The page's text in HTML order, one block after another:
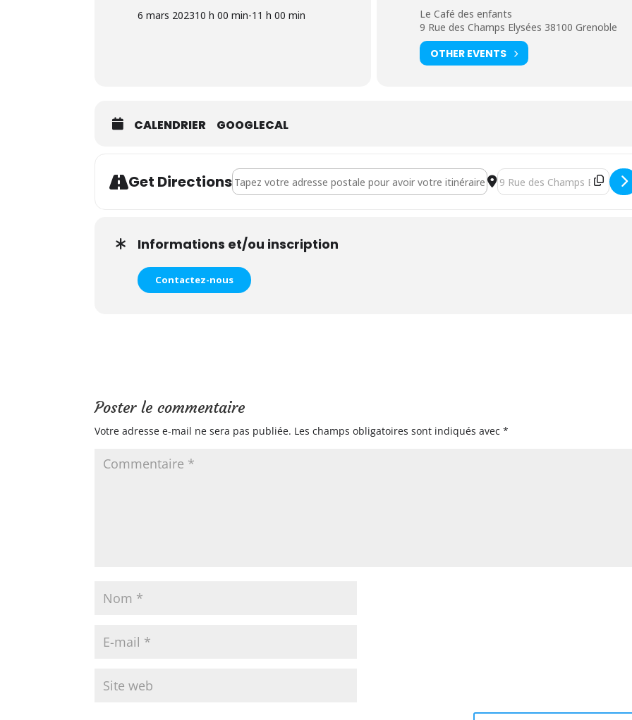
6 mars 202310 h 00 min-11 h 00 min
Le Café des enfants
9 Rue des Champs Elysées 38100 Grenoble
OTHER EVENTS
CALENDRIER GOOGLECAL
Get DirectionsAddress - Atelier Signe le vocabulaire du quotidien [foEzl9LVf]Destination Address - Atelier
Informations et/ou inscription
Contactez-nous
Poster le commentaire
Votre adresse e-mail ne sera pas publiée. Les champs obligatoires sont indiqués avec*